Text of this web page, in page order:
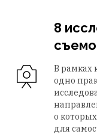
8
В рамках
одно
о
для